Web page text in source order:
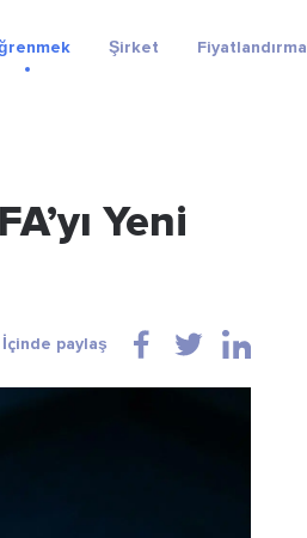
Şirket Fiyatlandırma
Yeni
İçinde paylaş